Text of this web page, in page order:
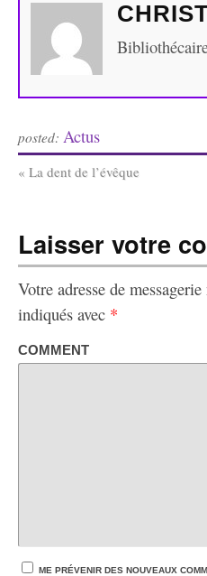
posted: Actus
« La dent de l’évêque
Laisser votre
Votre adresse de
indiqués avec *
COMMENT
ME PRÉVENIR DES NOUVEAUX